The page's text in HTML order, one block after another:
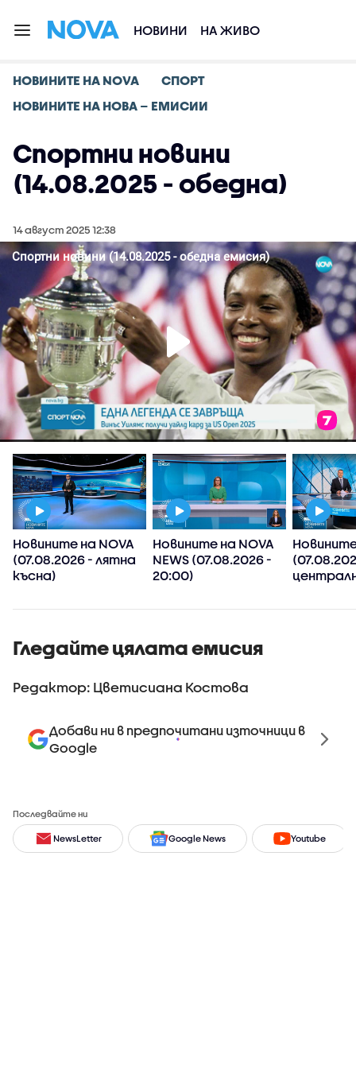
НОВИНИ НА ЖИВО
НОВИНИТЕ НА NOVA
СПОРТ
НОВИНИТЕ НА НОВА – ЕМИСИИ
Спортни новини
(14.08.2025 - обедна)
14 август 2025 12:38
Новините на NOVA
(07.08.2026 - лятна
късна)
Новините на NOVA
NEWS (07.08.2026 -
20:00)
Гледайте цялата емисия
Редактор: Цветисиана Костова
Добави ни в предпочитани източници в
Google
Последвайте ни
NewsLetter Google News Youtube